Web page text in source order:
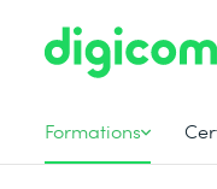
Formations